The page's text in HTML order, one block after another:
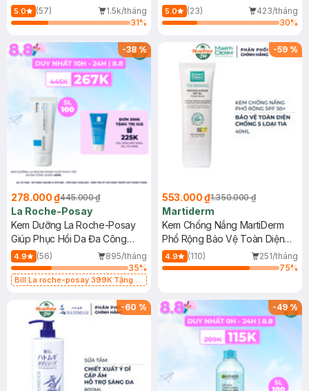
Dầu 500ml
5.0 (57)
1.5k/tháng
31%
(Mới)
5.0 (23)
423/tháng
30%
-38%
278.000 ₫445.000 ₫
La Roche-Posay
Kem Dưỡng La Roche-Posay
Giúp Phục Hồi Da Đa Công
Dụng 40ml
4.9 (56)
895/tháng
35%
Bill La roche-posay 399K Tặng
(SL có hạn)
-59 %
553.000 ₫1.350.000 ₫
Martiderm
Kem Chống Nắng MartiDerm
Phổ Rộng Bảo Vệ Toàn Diện
40ml
4.9 (110)
251/tháng
75%
-60 % -49%